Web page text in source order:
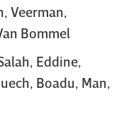
Veerman,
Bommel
Eddine,
Boadu, Man,